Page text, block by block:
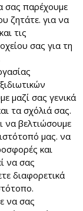
σας παρέχουμε
ζητάτε. για να
τις
σας για τη
μαζί σας γενικά
τα σχόλιά σας.
να βελτιώσουμε
μας. να
και
να σας
διαφορετικά
να σας